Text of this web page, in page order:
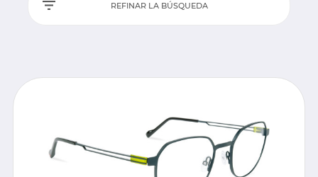
REFINAR LA BÚSQUEDA